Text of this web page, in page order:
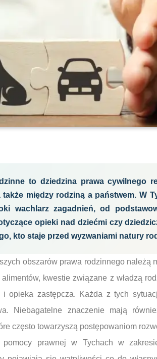
to dziedzina prawa cywilnego
także między rodziną a państwem. W
wachlarz zagadnień, od
opieki nad dziećmi czy
kto staje przed wyzwaniami natury
obszarów prawa rodzinnego należą
kwestie związane z władzą
i opieka zastępcza. Każda z tych
Niebagatelne znaczenie mają
często towarzyszą postępowaniom
pomocy prawnej w Tychach w